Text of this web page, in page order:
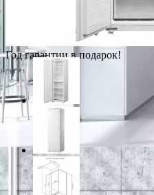
Год гарантии в подарок!